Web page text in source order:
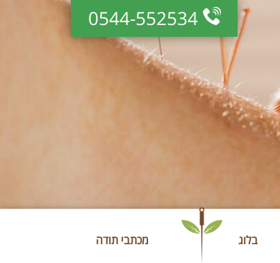
0544-552534
בלוג מכתבי תודה